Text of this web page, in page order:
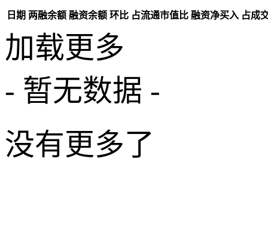
日期 两融余额 融资余额 环比 占流通市值比 融资净买入 占成
加载更多
- 暂无数据 -
没有更多了